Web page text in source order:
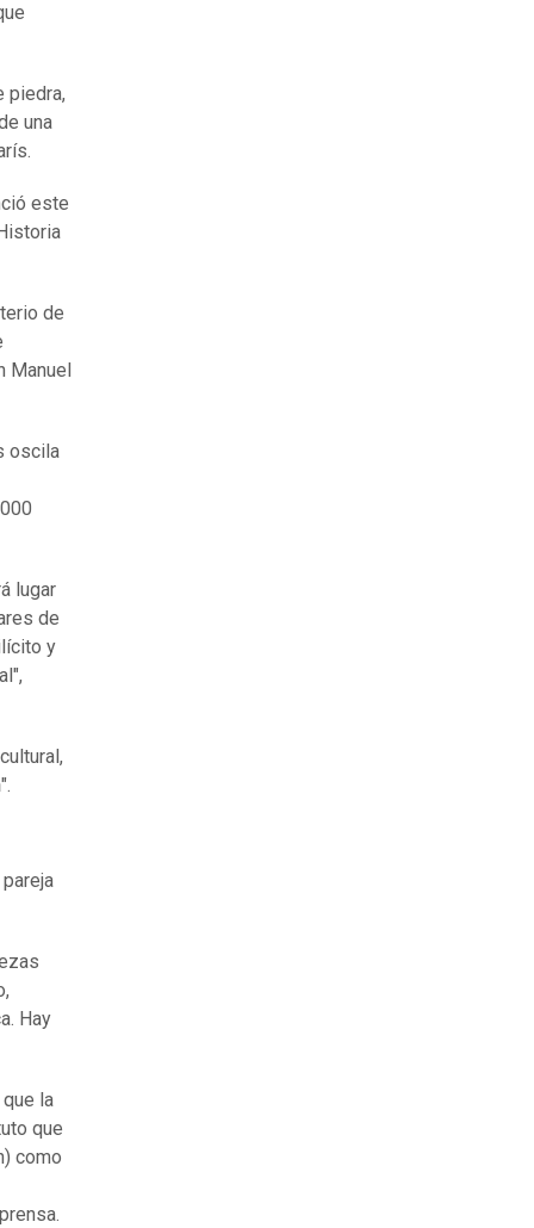
piedra,
una
este
de
Manuel
oscila
lugar
de
y
".
Hay
la
que
como